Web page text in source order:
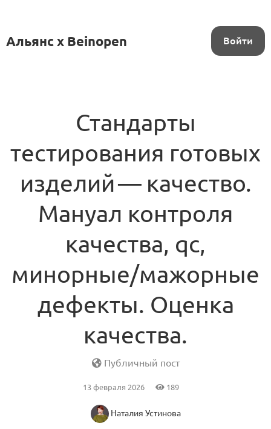
Альянс x Beinopen Войти
Стандарты
тестирования готовых
изделий — качество.
Мануал контроля
качества, qc,
минорные/мажорные
дефекты. Оценка
качества.
Публичный пост
13 февраля 2026 189
Наталия Устинова